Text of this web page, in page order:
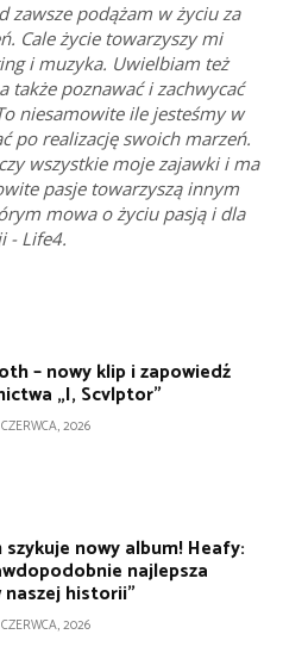
zawsze podążam w życiu za
Cale życie towarzyszy mi
i muzyka. Uwielbiam też
także poznawać i zachwycać
niesamowite ile jesteśmy w
po realizację swoich marzeń.
wszystkie moje zajawki i ma
pasje towarzyszą innym
mowa o życiu pasją i dla
- Life4.
– nowy klip i zapowiedź
„I, Scvlptor”
2026
nowy album! Heafy:
najlepsza
naszej historii”
2026